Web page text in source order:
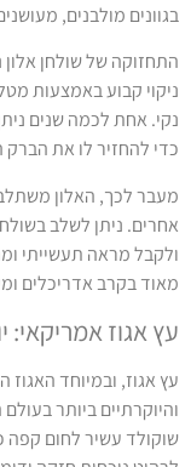
מולבנים,
של שולחן אלון
קבוע באמצעות
אחת לכמה שנים
להחזיר לו את הברק
לכך, האלון משתלב
ניתן לשלב בשולחן
מראה תעשייתי
בקרב אדריכלים
אגוז אמריקאי:
אגוז, ובמיוחד האגוז
ביותר בעולם
עשיר לחום קפה